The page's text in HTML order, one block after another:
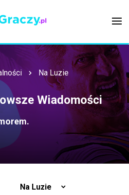
Na Luzie
Wiadomości
Na Luzie